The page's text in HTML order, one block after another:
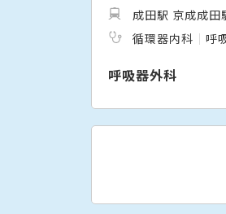
成田駅 京成成田
循環器内科
呼
呼吸器外科